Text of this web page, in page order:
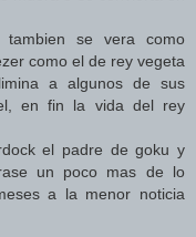
se vera como
como el de rey vegeta
a algunos de sus
en fin la vida del rey
el padre de goku y
un poco mas de lo
a la menor noticia